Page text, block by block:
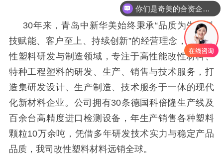
30年来，青岛中新华美始终秉承“品质为先、科
技赋能、客户至上、持续创新”的经营理念，深耕改
性塑料研发与制造领域，专注于高性能改性材料、
特种工程塑料的研发、生产、销售与技术服务，打
造集研发设计、生产制造、技术服务于一体的现代
化新材料企业。公司拥有30条德国科倍隆生产线及
百余台高精度进口检测设备，年生产销售各种塑料
颗粒10万余吨，凭借多年研发技术实力与稳定产品
品质，我司改性塑料材料远销全球。